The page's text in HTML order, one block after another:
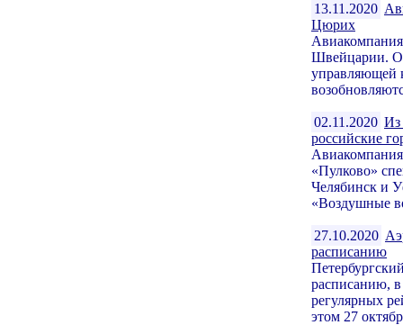
13.11.2020
Цюрих
Авиакомпания
Швейцарии.
управляющей
02.11.2020 Из
российские
Авиакомпания
«Пулково»
Челябинск и
«Воздушные
27.10.2020
расписанию
расписанию,
регулярных
этом 27